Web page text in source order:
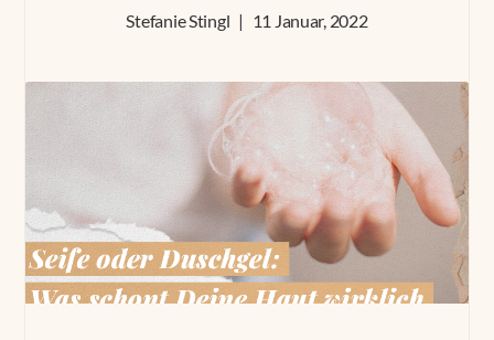
Stefanie Stingl 11 Januar, 2022